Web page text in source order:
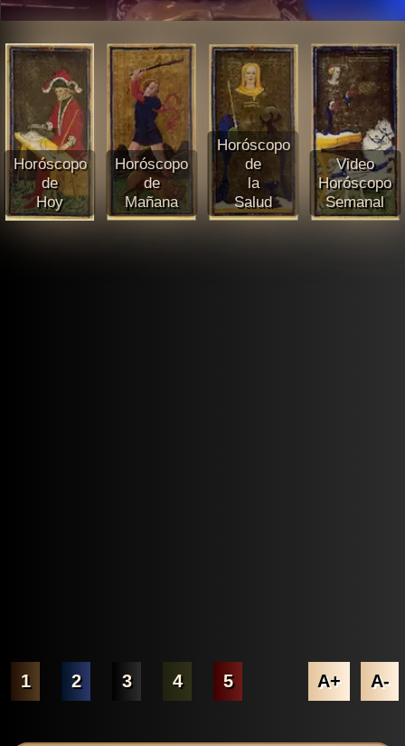
Horóscopo
de
Hoy
Horóscopo
de
Mañana
Horóscopo
de
la
Salud
Video
Horóscopo
Semanal
1 2 3 4 5 A+ A-